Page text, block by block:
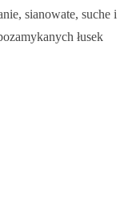
sianowate, suche i
łusek